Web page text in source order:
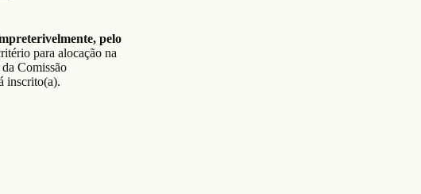
pelo
para alocação na
Comissão
inscrito(a).